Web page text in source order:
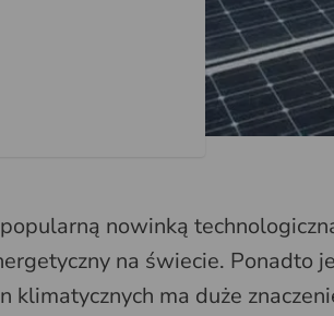
nowinką
na świecie. Ponadto
klimatycznych ma duże